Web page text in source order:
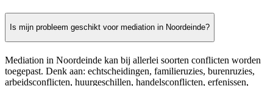
Is mijn probleem geschikt voor mediation in Noordeinde?
Mediation in Noordeinde kan bij allerlei soorten conflicten worden
toegepast. Denk aan: echtscheidingen, familieruzies, burenruzies,
arbeidsconflicten, huurgeschillen, handelsconflicten, erfenissen,